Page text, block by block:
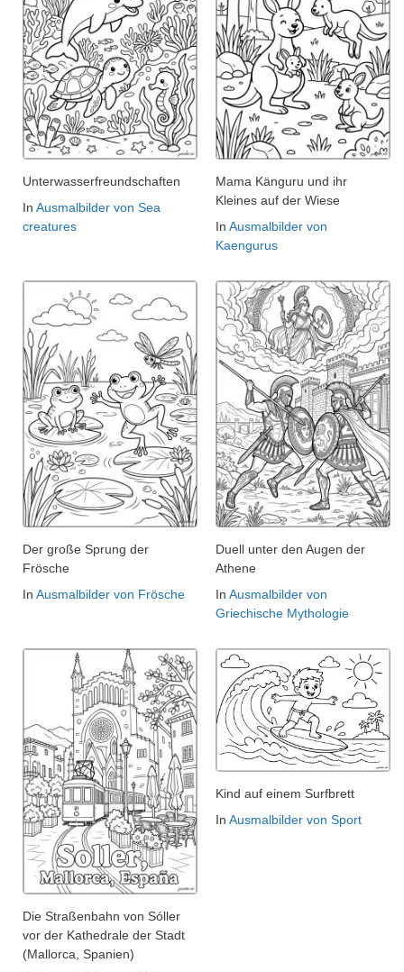
Unterwasserfreundschaften
In Ausmalbilder von Sea
creatures
Mama Känguru und ihr
Kleines auf der Wiese
In Ausmalbilder von
Kaengurus
Der große Sprung der
Frösche
In Ausmalbilder von Frösche
Duell unter den Augen der
Athene
In Ausmalbilder von
Griechische Mythologie
Die Straßenbahn von Sóller
vor der Kathedrale der Stadt
(Mallorca, Spanien)
Kind auf einem Surfbrett
In Ausmalbilder von Sport